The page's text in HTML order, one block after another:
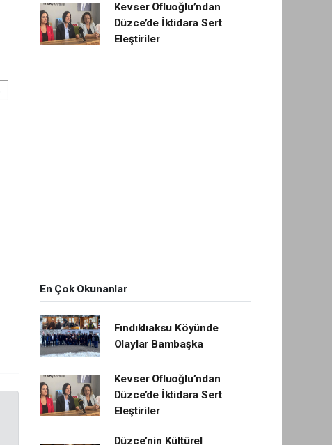
Kevser Ofluoğlu’ndan
Düzce’de İktidara Sert
Eleştiriler
En Çok Okunanlar
Fındıklıaksu Köyünde
Olaylar Bambaşka
Kevser Ofluoğlu’ndan
Düzce’de İktidara Sert
Eleştiriler
Düzce’nin Kültürel